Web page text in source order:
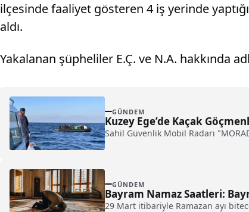
ilçesinde faaliyet gösteren 4 iş yerinde
aldı.
Yakalanan şüpheliler E.Ç. ve N.A. hakkında
GÜNDEM
Kuzey Ege’de Kaçak
Sahil Güvenlik Mobil Radarı
GÜNDEM
Bayram Namaz Saatleri:
29 Mart itibariyle Ramazan ayı